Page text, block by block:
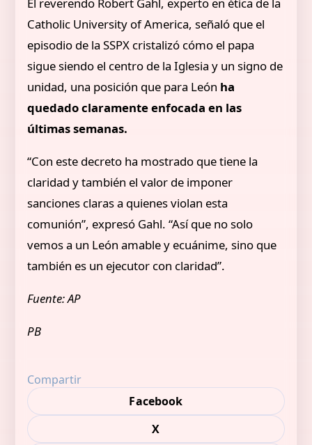
El reverendo Robert Gahl, experto en ética de la
Catholic University of America, señaló que el
episodio de la SSPX cristalizó cómo el papa
sigue siendo el centro de la Iglesia y un signo de
unidad, una posición que para León ha
quedado claramente enfocada en las
últimas semanas.
“Con este decreto ha mostrado que tiene la
claridad y también el valor de imponer
sanciones claras a quienes violan esta
comunión”, expresó Gahl. “Así que no solo
vemos a un León amable y ecuánime, sino que
también es un ejecutor con claridad”.
Fuente: AP
PB
Compartir
Facebook
X